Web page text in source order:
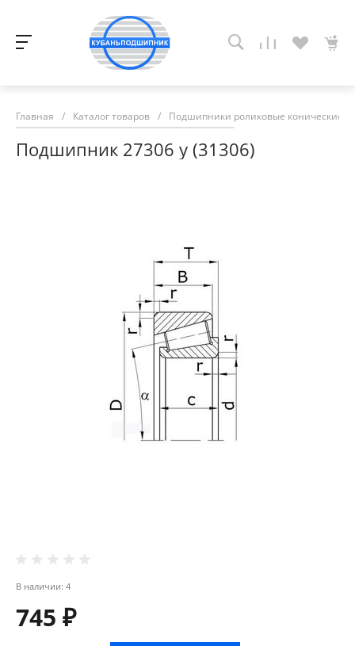
Главная / Каталог товаров / Подшипники роликовые конические
Подшипник 27306 у (31306)
В наличии: 4
745 ₽